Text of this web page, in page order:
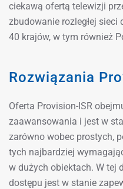
ciekawą ofertą telewizji
zbudowanie rozległej
40 krajów, w tym również
Rozwiązania
Oferta Provision-ISR
zaawansowania i jest w
zarówno wobec prostych,
tych najbardziej
w dużych obiektach. W tej
dostępu jest w stanie